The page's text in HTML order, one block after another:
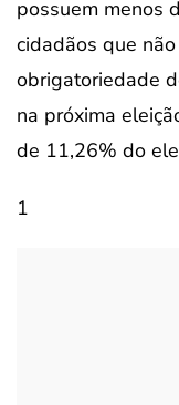
possuem menos
cidadãos que
obrigatoriedade
na próxima
de 11,26% do
1